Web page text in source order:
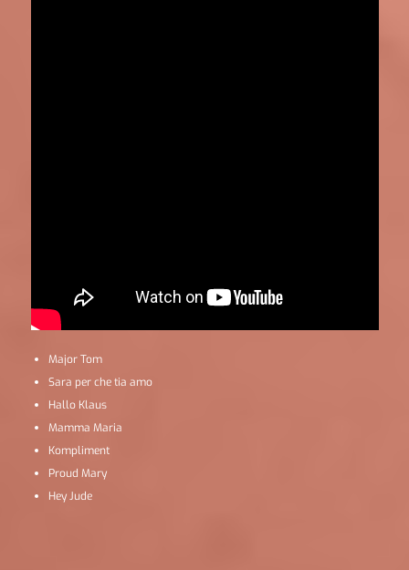
Major Tom
Sara per che tia amo
Hallo Klaus
Mamma Maria
Kompliment
Proud Mary
Hey Jude